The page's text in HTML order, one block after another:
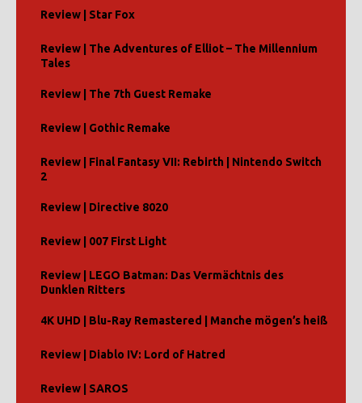
Review | Star Fox
Review | The Adventures of Elliot – The Millennium
Tales
Review | The 7th Guest Remake
Review | Gothic Remake
Review | Final Fantasy VII: Rebirth | Nintendo Switch
2
Review | Directive 8020
Review | 007 First Light
Review | LEGO Batman: Das Vermächtnis des
Dunklen Ritters
4K UHD | Blu-Ray Remastered | Manche mögen’s heiß
Review | Diablo IV: Lord of Hatred
Review | SAROS